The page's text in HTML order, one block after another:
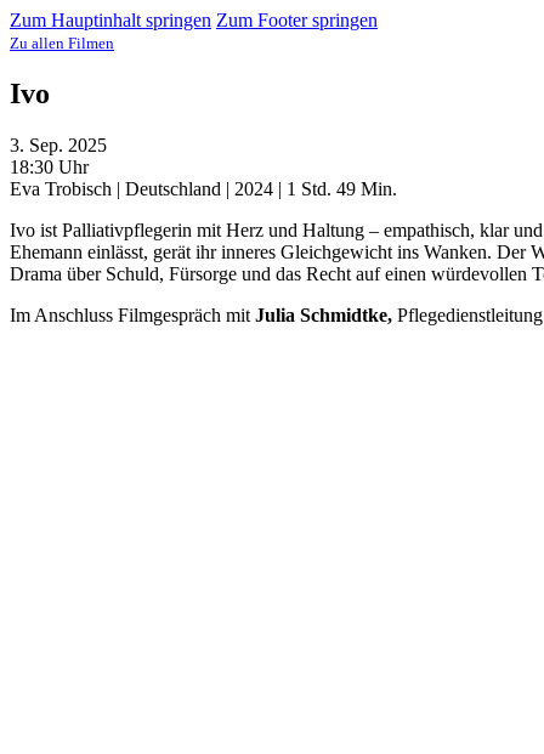
Zum Hauptinhalt springen Zum Footer springen
Zu allen Filmen
Ivo
3. Sep. 2025
18:30 Uhr
Eva Trobisch | Deutschland | 2024 | 1 Std. 49 Min.
Ivo ist Palliativpflegerin mit Herz und Haltung – empathisch, klar
Ehemann einlässt, gerät ihr inneres Gleichgewicht ins Wanken. Der
Drama über Schuld, Fürsorge und das Recht auf einen würdevollen
Im Anschluss Filmgespräch mit Julia Schmidtke,